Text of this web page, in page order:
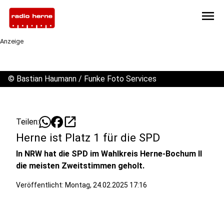
menu
Anzeige
© Bastian Haumann / Funke Foto Services
Teilen: open_in_new
Herne ist Platz 1 für die SPD
In NRW hat die SPD im Wahlkreis Herne-Bochum II
die meisten Zweitstimmen geholt.
Veröffentlicht: Montag, 24.02.2025 17:16